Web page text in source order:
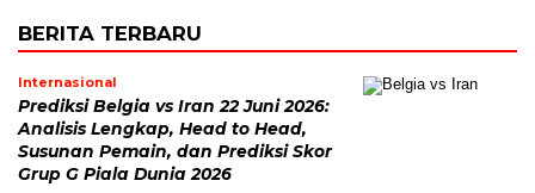
BERITA TERBARU
Internasional
Prediksi Belgia vs Iran 22 Juni 2026:
Analisis Lengkap, Head to Head,
Susunan Pemain, dan Prediksi Skor
Grup G Piala Dunia 2026